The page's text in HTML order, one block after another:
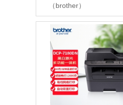
（brother）
DCP-7080D
A4黑白激光多
功能一体...